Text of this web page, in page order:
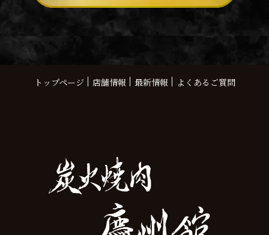
トップページ 店舗情報 最新情報 よくあるご質問